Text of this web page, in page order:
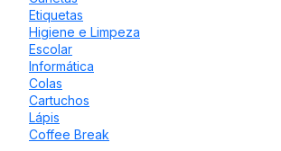
Etiquetas
Higiene e Limpeza
Escolar
Informática
Colas
Cartuchos
Lápis
Coffee Break